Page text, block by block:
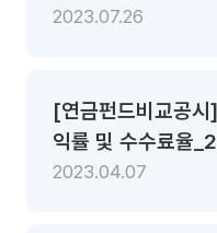
기준
2023.07.26
[연금펀드비교공
익률 및 수수료율
기준
2023.04.07